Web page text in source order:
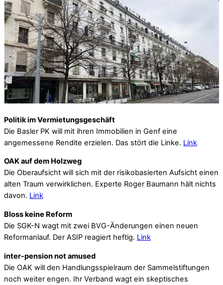
Politik im Vermietungsgeschäft
Die Basler PK will mit ihren Immobilien in Genf eine
angemessene Rendite erzielen. Das stört die Linke. Link
OAK auf dem Holzweg
Die Oberaufsicht will sich mit der risikobasierten Aufsicht einen
alten Traum verwirklichen. Experte Roger Baumann hält nichts
davon. Link
Bloss keine Reform
Die SGK-N wagt mit zwei BVG-Änderungen einen neuen
Reformanlauf. Der ASIP reagiert heftig. Link
inter-pension not amused
Die OAK will den Handlungsspielraum der Sammelstiftungen
noch weiter engen. Ihr Verband wagt ein skeptisches